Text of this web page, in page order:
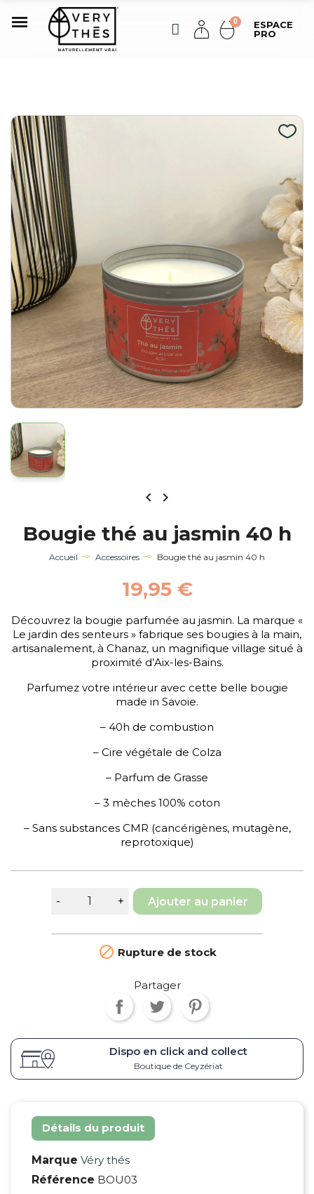
ESPACE
PRO
 
Bougie thé au jasmin 40 h
Accueil Accessoires Bougie thé au jasmin 40 h
19,95 €
Découvrez la bougie parfumée au jasmin. La marque «
Le jardin des senteurs » fabrique ses bougies à la main,
artisanalement, à Chanaz, un magnifique village situé à
proximité d’Aix-les-Bains.
Parfumez votre intérieur avec cette belle bougie
made in Savoie.
– 40h de combustion
– Cire végétale de Colza
– Parfum de Grasse
– 3 mèches 100% coton
– Sans substances CMR (cancérigènes, mutagène,
reprotoxique)
Ajouter au panier
 Rupture de stock
Partager
Dispo en click and collect
Boutique de Ceyzériat
Détails du produit
Marque Véry thés
Référence BOU03